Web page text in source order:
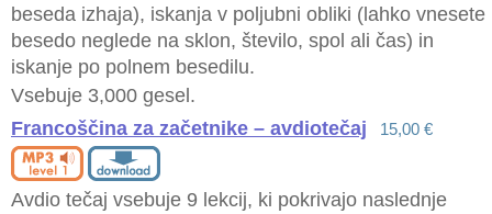
beseda izhaja), iskanja v poljubni obliki (lahko vnesete
besedo neglede na sklon, število, spol ali čas) in
iskanje po polnem besedilu.
Vsebuje 3,000 gesel.
Francoščina za začetnike – avdiotečaj
15,00 €
Avdio tečaj vsebuje 9 lekcij, ki pokrivajo naslednje